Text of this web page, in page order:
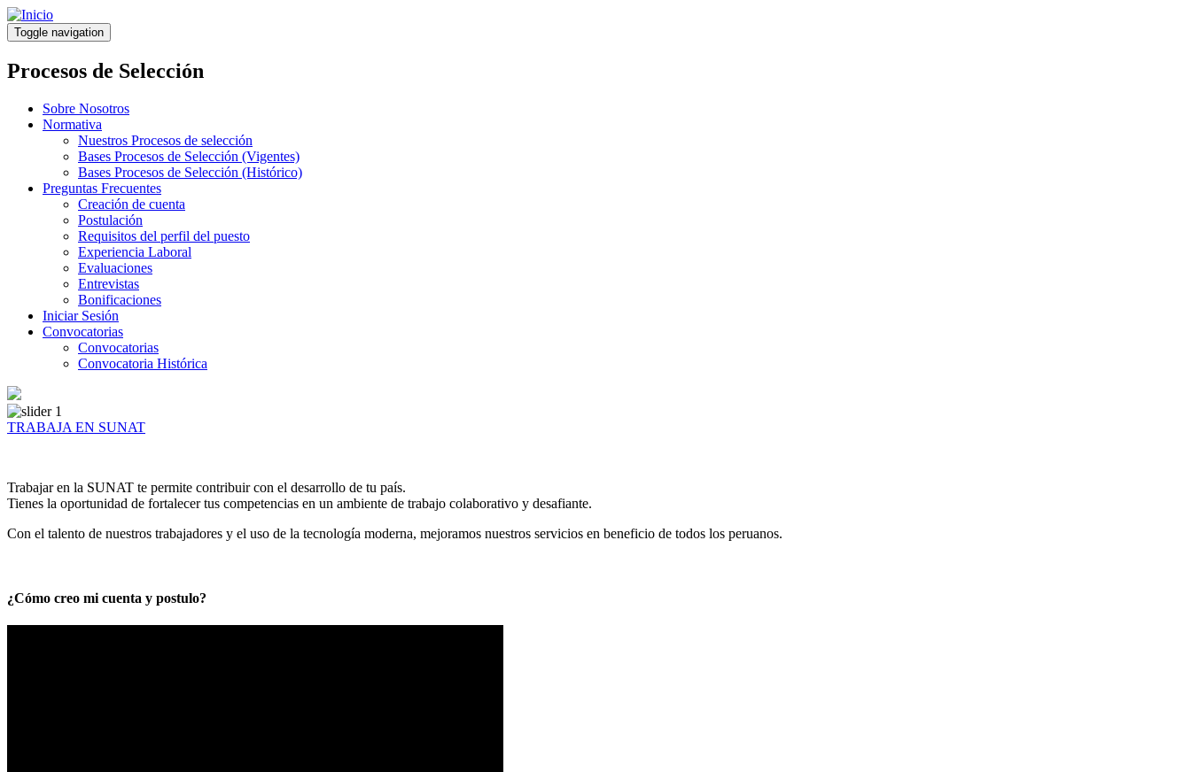
Pasar
al
contenido
principal
Toggle navigation
Procesos de Selección
Sobre Nosotros
Normativa
Nuestros Procesos de selección
Bases Procesos de Selección (Vigentes)
Bases Procesos de Selección (Histórico)
Preguntas Frecuentes
Creación de cuenta
Postulación
Requisitos del perfil del puesto
Experiencia Laboral
Evaluaciones
Entrevistas
Bonificaciones
Iniciar Sesión
Convocatorias
Convocatorias
Convocatoria Histórica
TRABAJA EN SUNAT
Trabajar en la SUNAT te permite contribuir con el desarrollo de tu país.
Tienes la oportunidad de fortalecer tus competencias en un ambiente de trabajo colaborativo y desafiante.
Con el talento de nuestros trabajadores y el uso de la tecnología moderna, mejoramos nuestros servicios en beneficio de todos los peruanos.
¿Cómo creo mi cuenta y postulo?